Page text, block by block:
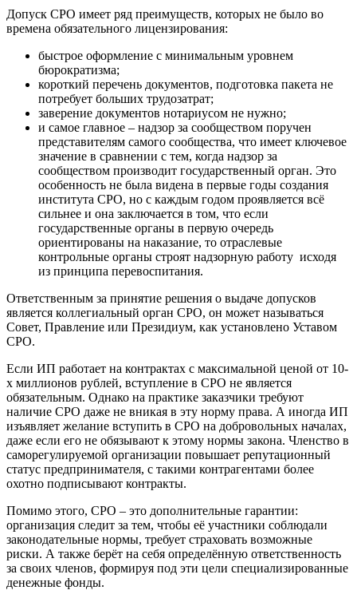
Допуск СРО имеет ряд преимуществ, которых не было во
времена обязательного лицензирования:
быстрое оформление с минимальным уровнем
бюрократизма;
короткий перечень документов, подготовка пакета не
потребует больших трудозатрат;
заверение документов нотариусом не нужно;
и самое главное – надзор за сообществом поручен
представителям самого сообщества, что имеет ключевое
значение в сравнении с тем, когда надзор за
сообществом производит государственный орган. Это
особенность не была видена в первые годы создания
института СРО, но с каждым годом проявляется всё
сильнее и она заключается в том, что если
государственные органы в первую очередь
ориентированы на наказание, то отраслевые
контрольные органы строят надзорную работу исходя
из принципа перевоспитания.
Ответственным за принятие решения о выдаче допусков
является коллегиальный орган СРО, он может называться
Совет, Правление или Президиум, как установлено Уставом
СРО.
Если ИП работает на контрактах с максимальной ценой от 10-
х миллионов рублей, вступление в СРО не является
обязательным. Однако на практике заказчики требуют
наличие СРО даже не вникая в эту норму права. А иногда ИП
изъявляет желание вступить в СРО на добровольных началах,
даже если его не обязывают к этому нормы закона. Членство в
саморегулируемой организации повышает репутационный
статус предпринимателя, с такими контрагентами более
охотно подписывают контракты.
Помимо этого, СРО – это дополнительные гарантии:
организация следит за тем, чтобы её участники соблюдали
законодательные нормы, требует страховать возможные
риски. А также берёт на себя определённую ответственность
за своих членов, формируя под эти цели специализированные
денежные фонды.